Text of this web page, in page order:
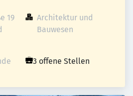
19
Architektur und
Bauwesen
3 offene Stellen